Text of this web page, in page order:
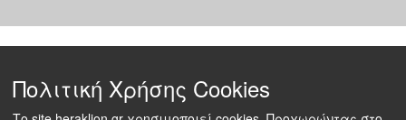
Πολιτική Χρήσης Cookies